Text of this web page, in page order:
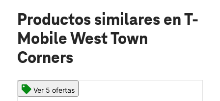
Productos similares en T-
Mobile West Town
Corners
Ver 5 ofertas